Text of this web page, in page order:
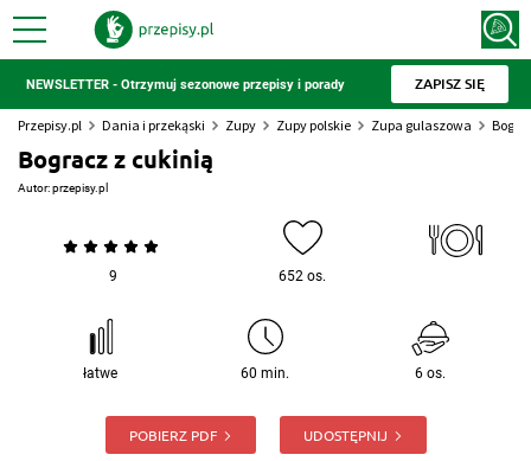
NEWSLETTER - Otrzymuj sezonowe przepisy i porady ZAPISZ SIĘ
Przepisy.pl Dania i przekąski Zupy Zupy polskie Zupa gulaszowa
Bogracz z cukinią
Autor:przepisy.pl
9 652 os.
łatwe 60 min. 6 os.
POBIERZ PDF UDOSTĘPNIJ